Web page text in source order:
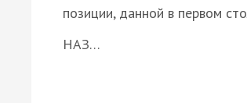
позиции, данной в первом
НАЗ…